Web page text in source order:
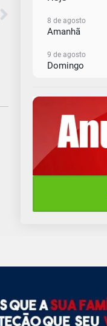
8 de agosto
Amanhã
9 de agosto
Domingo
Segunda-Feira
11 de agosto
Terça-Feira
12 de agosto